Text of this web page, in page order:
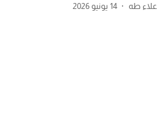
علاء طه 14 يونيو 2026